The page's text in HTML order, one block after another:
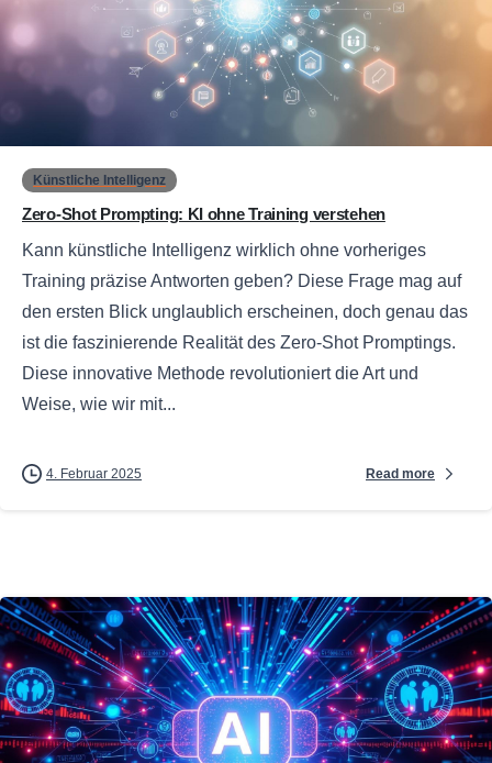
Künstliche Intelligenz
Zero-Shot Prompting: KI ohne Training verstehen
Kann künstliche Intelligenz wirklich ohne vorheriges
Training präzise Antworten geben? Diese Frage mag auf
den ersten Blick unglaublich erscheinen, doch genau das
ist die faszinierende Realität des Zero-Shot Promptings.
Diese innovative Methode revolutioniert die Art und
Weise, wie wir mit...
4. Februar 2025 Read more